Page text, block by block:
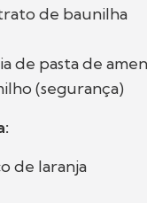
de baunilha
de pasta de
(segurança)
de laranja